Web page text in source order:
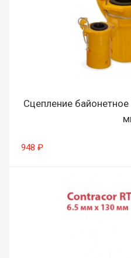
Сцепление
948 ₽